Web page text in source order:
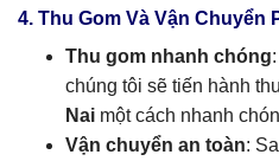
4. Thu Gom Và Vận Chuyển
Thu gom nhanh chóng
chúng tôi sẽ tiến hành
Nai một cách nhanh
Vận chuyển an toàn: